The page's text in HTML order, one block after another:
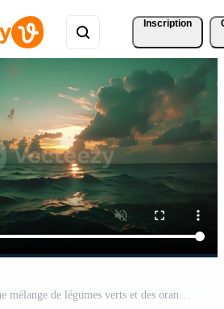
Inscription
le ciel est peint avec une mélange de légumes verts et des oranges comme le Soleil ensembles dans le distance Vidéo Gratuite